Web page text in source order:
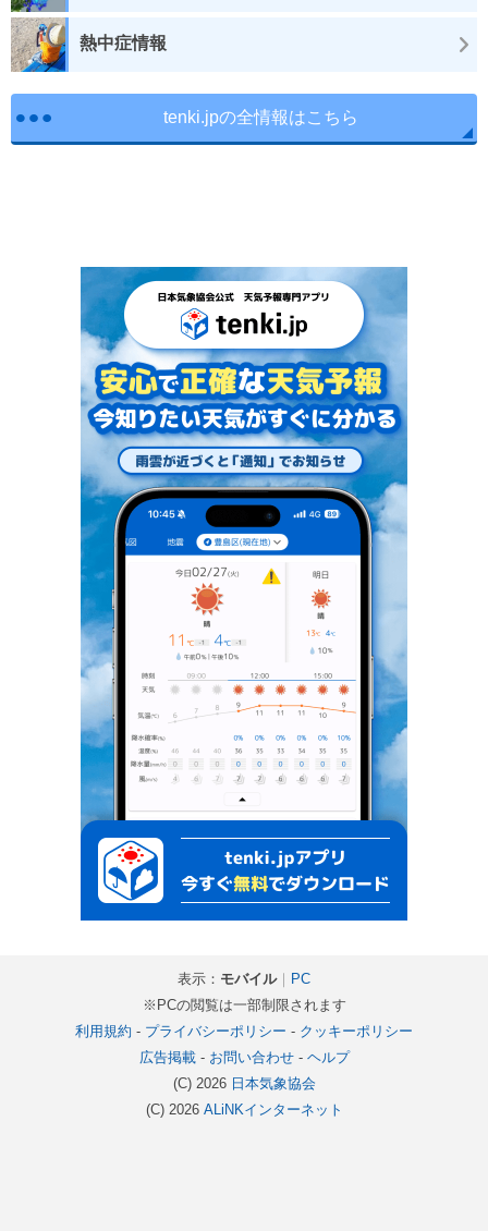
熱中症情報
tenki.jpの全情報はこちら
表示： モバイル｜
PC
※PCの閲覧は一部制限されます
利用規約 - プライバシーポリシー - クッキーポリシー
広告掲載- お問い合わせ- ヘルプ
(C) 2026 日本気象協会
(C) 2026 ALiNKインターネット